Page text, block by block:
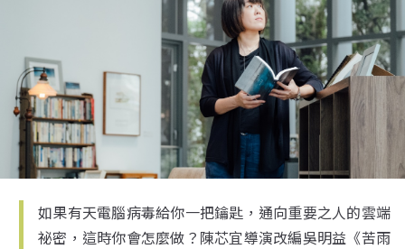
如果有天電腦病毒給你一把鑰匙，通向重要之人的雲端
祕密，這時你會怎麼做？陳芯宜導演改編吳明益《苦雨